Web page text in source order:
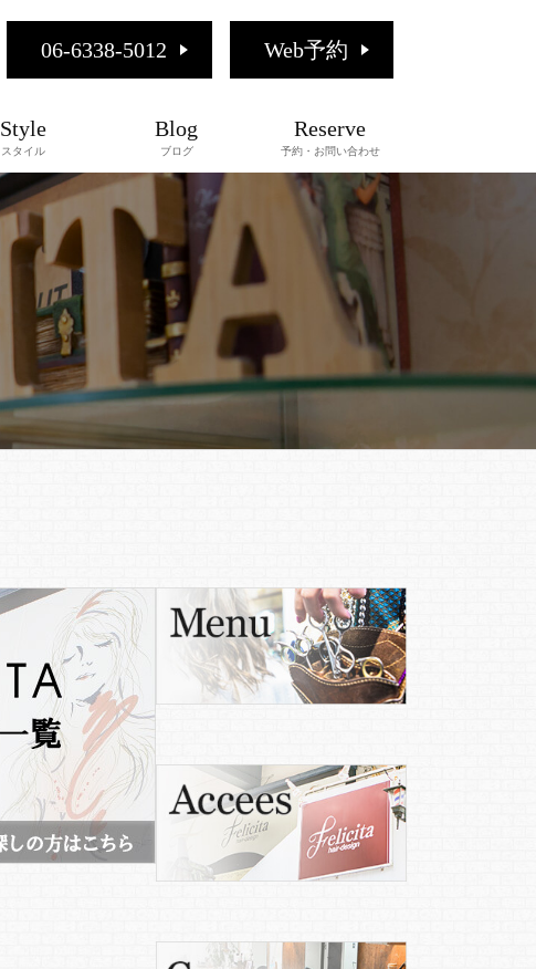
06-6338-5012 Web予約
Style
スタイル
Blog
ブログ
Reserve
予約・お問い合わせ